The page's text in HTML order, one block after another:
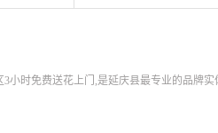
时免费送花上门,是延庆县最专业的品牌